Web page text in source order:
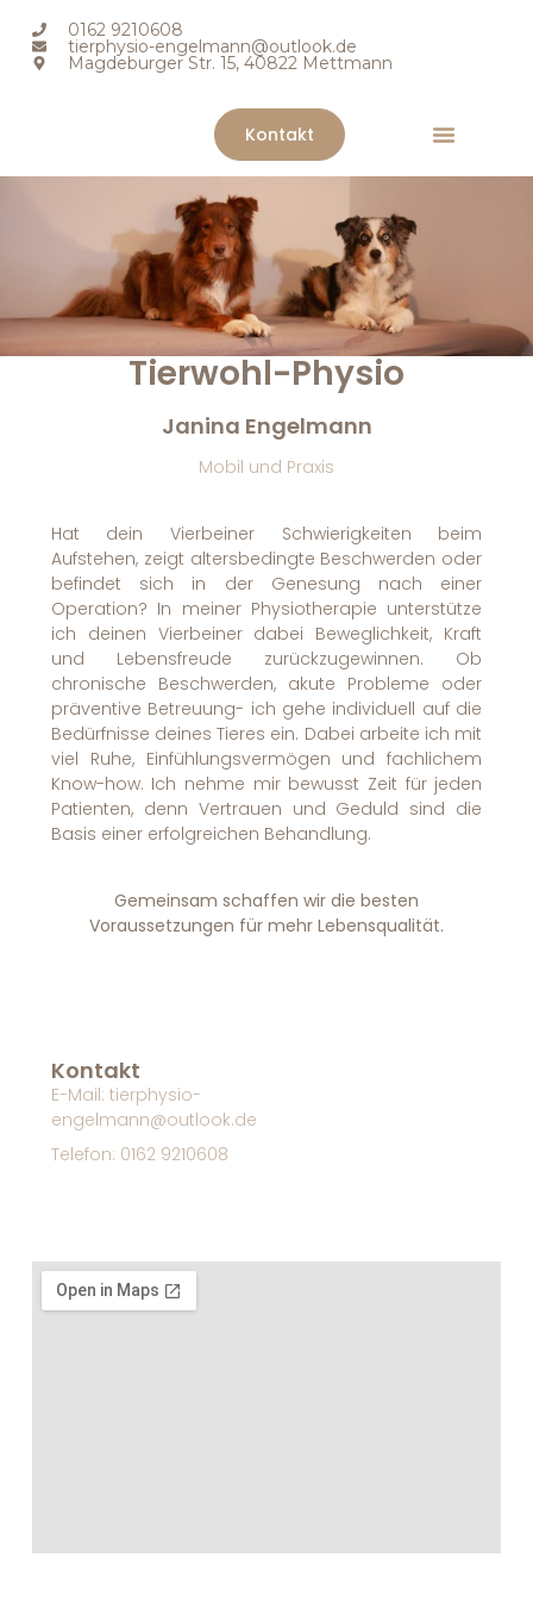
0162 9210608
tierphysio-engelmann@outlook.de
Magdeburger Str. 15, 40822 Mettmann
Kontakt
Tierwohl-Physio
Janina Engelmann
Mobil und Praxis
Hat dein Vierbeiner Schwierigkeiten beim
Aufstehen, zeigt altersbedingte Beschwerden oder
befindet sich in der Genesung nach einer
Operation? In meiner Physiotherapie unterstütze
ich deinen Vierbeiner dabei Beweglichkeit, Kraft
und Lebensfreude zurückzugewinnen. Ob
chronische Beschwerden, akute Probleme oder
präventive Betreuung- ich gehe individuell auf die
Bedürfnisse deines Tieres ein. Dabei arbeite ich mit
viel Ruhe, Einfühlungsvermögen und fachlichem
Know-how. Ich nehme mir bewusst Zeit für jeden
Patienten, denn Vertrauen und Geduld sind die
Basis einer erfolgreichen Behandlung.
Gemeinsam schaffen wir die besten
Voraussetzungen für mehr Lebensqualität.
Kontakt
E-Mail: tierphysio-
engelmann@outlook.de
Telefon: 0162 9210608